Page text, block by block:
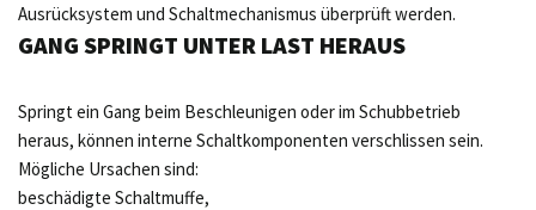
Ausrücksystem und Schaltmechanismus überprüft werden.
GANG SPRINGT UNTER LAST HERAUS
Springt ein Gang beim Beschleunigen oder im Schubbetrieb
heraus, können interne Schaltkomponenten verschlissen sein.
Mögliche Ursachen sind:
beschädigte Schaltmuffe,